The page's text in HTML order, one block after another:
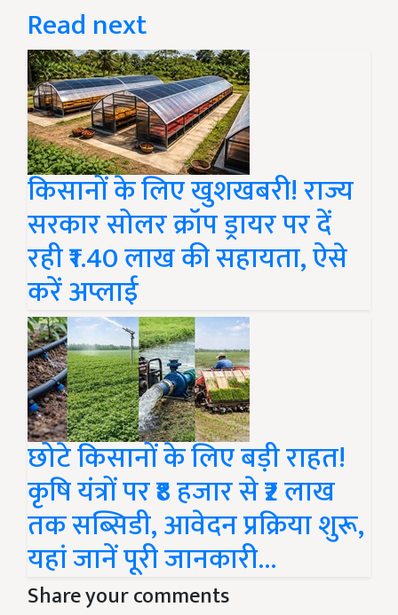
Read next
किसानों के लिए खुशखबरी! राज्य
सरकार सोलर क्रॉप ड्रायर पर दें
रही ₹1.40 लाख की सहायता, ऐसे
करें अप्लाई
छोटे किसानों के लिए बड़ी राहत!
कृषि यंत्रों पर ₹8 हजार से ₹2 लाख
तक सब्सिडी, आवेदन प्रक्रिया शुरू,
यहां जानें पूरी जानकारी...
Share your comments